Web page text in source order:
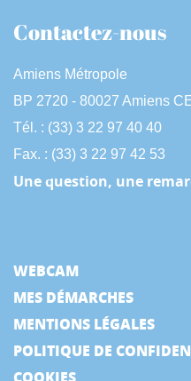
Contactez-nous
Amiens Métropole
BP 2720 - 80027 Amiens
Tél. : (33) 3 22 97 40 40
Fax. : (33) 3 22 97 42 53
Une question, une
WEBCAM
MES DÉMARCHES
MENTIONS LÉGALES
POLITIQUE DE
COOKIES